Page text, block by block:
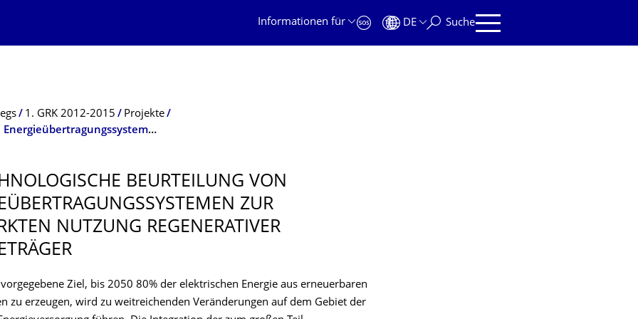
Informationen für
DE Suche
1. GRK 2012-2015
Projekte
P5: Technologische Beurteilung von Energieübertragungssystemen zur verstärkten Nutzung regenerativer Energieträger
BEURTEILUNG VON
ZUR
NUTZUNG REGENERATIVER
Ziel, bis 2050 80% der elektrischen Energie aus erneuerbaren
zu erzeugen, wird zu weitreichenden Veränderungen auf dem Gebiet der